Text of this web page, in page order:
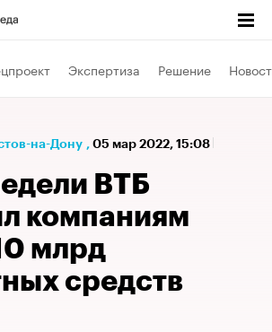
Экспертиза Решение
на-Дону , 05 мар 2022, 15:08
ВТБ
компаниям
млрд
средств